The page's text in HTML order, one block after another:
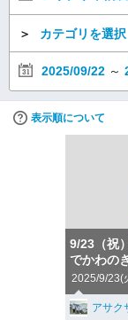
＞ カテゴリを選択
2025/09/22 ～
表示順について
9/23（祝
でかわの
2025/9/23(
アサク